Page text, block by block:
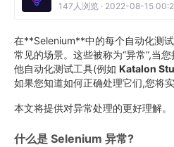
147人浏览 · 2022-08-15
在**Selenium**中的每个自动化测
常见的场景。这些被称为“异常”,当
他自动化测试工具(例如 Katalon
如果您知道如何正确处理它们,您将实
本文将提供对异常处理的更好理解。
什么是 Selenium 异常?